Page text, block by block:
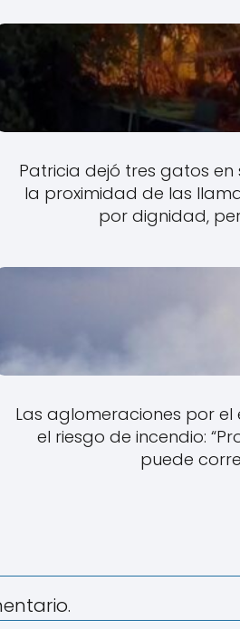
Patricia dejó tres gatos en
la proximidad de las
por dignidad,
Las aglomeraciones por
el riesgo de incendio:
puede